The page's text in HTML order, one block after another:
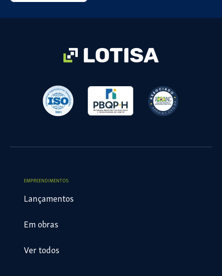
Please
EMPREENDIMENTOS
Lançamentos
Em obras
Ver todos